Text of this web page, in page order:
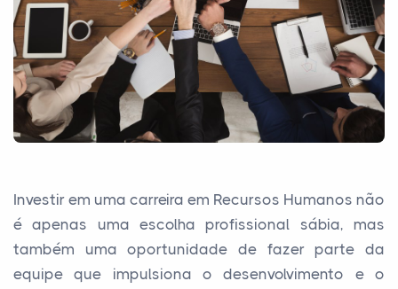
Investir em uma carreira em Recursos Humanos não
é apenas uma escolha profissional sábia, mas
também uma oportunidade de fazer parte da
equipe que impulsiona o desenvolvimento e o